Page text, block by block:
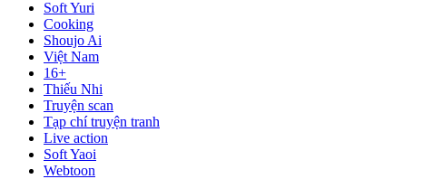
Soft Yuri
Cooking
Shoujo Ai
Việt Nam
16+
Thiếu Nhi
Truyện scan
Tạp chí truyện tranh
Live action
Soft Yaoi
Webtoon